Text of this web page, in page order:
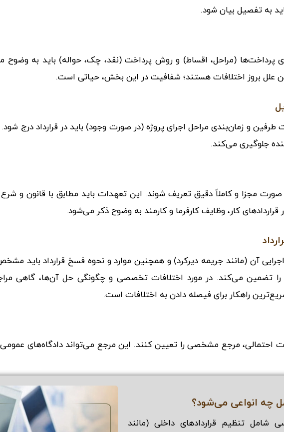
به تفصیل بیان شود.
پرداخت‌ها (مراحل، اقساط) و روش پرداخت (نقد، چک، حواله) باید به
علل بروز اختلافات هستند؛ شفافیت در این بخش، حیاتی است.
و زمان‌بندی مراحل اجرای پروژه (در صورت وجود) باید در قرارداد درج
جلوگیری می‌کند.
مجزا و کاملاً دقیق تعریف شوند. این تعهدات باید مطابق با قانون و شرع
قراردادهای کار، وظایف کارفرما و کارمند به وضوح ذکر می‌شود.
آن (مانند جریمه دیرکرد) و همچنین موارد و نحوه فسخ قرارداد باید
را تضمین می‌کند. در مورد اختلافات تخصصی و چگونگی حل آن‌ها، گاهی
راهکار برای فیصله دادن به اختلافات است.
احتمالی، مرجع مشخصی را تعیین کنند. این مرجع می‌تواند دادگاه‌های
چه انواعی می‌شود؟
شامل تنظیم قراردادهای داخلی (مانند